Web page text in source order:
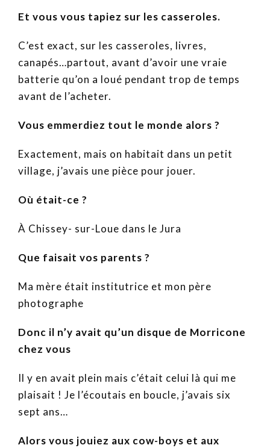
Et vous vous tapiez sur les casseroles.
C’est exact, sur les casseroles, livres,
canapés…partout, avant d’avoir une vraie
batterie qu’on a loué pendant trop de temps
avant de l’acheter.
Vous emmerdiez tout le monde alors ?
Exactement, mais on habitait dans un petit
village, j’avais une pièce pour jouer.
Où était-ce ?
À Chissey- sur-Loue dans le Jura
Que faisait vos parents ?
Ma mère était institutrice et mon père
photographe
Donc il n’y avait qu’un disque de Morricone
chez vous
Il y en avait plein mais c’était celui là qui me
plaisait ! Je l’écoutais en boucle, j’avais six
sept ans…
Alors vous jouiez aux cow-boys et aux